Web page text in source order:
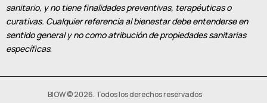
sanitario, y no tiene finalidades preventivas, terapéuticas o
curativas. Cualquier referencia al bienestar debe entenderse en
sentido general y no como atribución de propiedades sanitarias
específicas.
BIOW © 2026. Todos los derechos reservados